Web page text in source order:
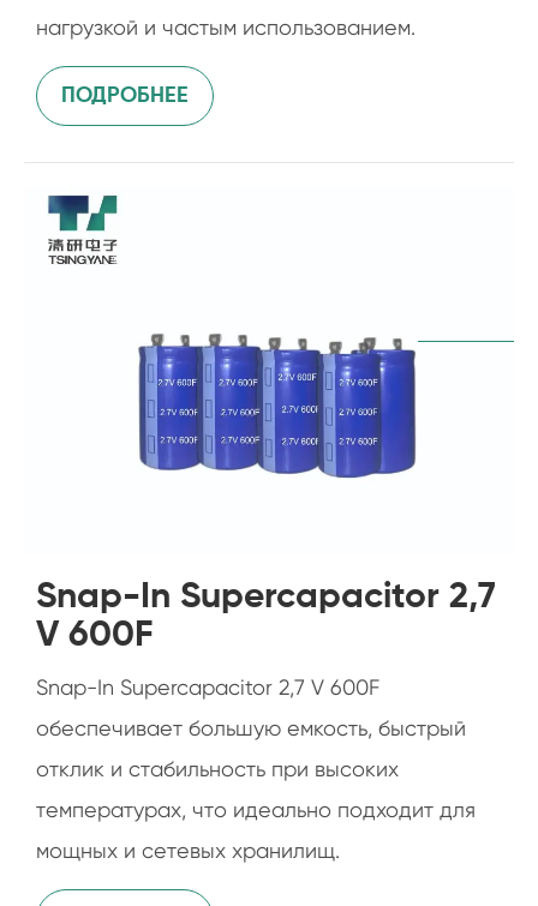
нагрузкой и частым использованием.
ПОДРОБНЕЕ
Snap-In Supercapacitor 2,7
V 600F
Snap-In Supercapacitor 2,7 V 600F
обеспечивает большую емкость, быстрый
отклик и стабильность при высоких
температурах, что идеально подходит для
мощных и сетевых хранилищ.